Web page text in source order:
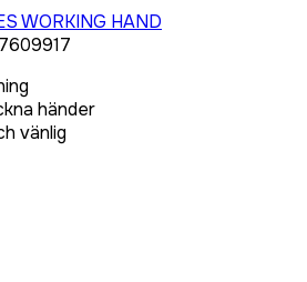
WORKING HAND
609917
händer
vänlig